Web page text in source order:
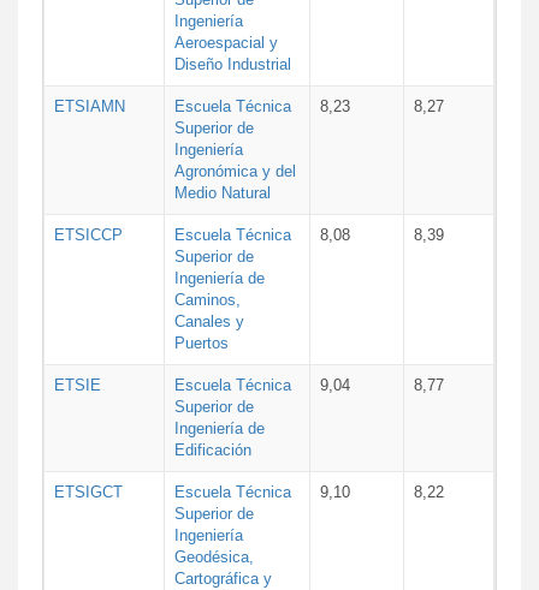
Ingeniería
Aeroespacial y
Diseño Industrial
ETSIAMN
Escuela Técnica
Superior de
Ingeniería
Agronómica y del
Medio Natural
8,23 8,27
ETSICCP
Escuela Técnica
Superior de
Ingeniería de
Caminos,
Canales y
Puertos
8,08 8,39
ETSIE
Escuela Técnica
Superior de
Ingeniería de
Edificación
9,04 8,77
ETSIGCT
Escuela Técnica
Superior de
Ingeniería
Geodésica,
Cartográfica y
9,10 8,22